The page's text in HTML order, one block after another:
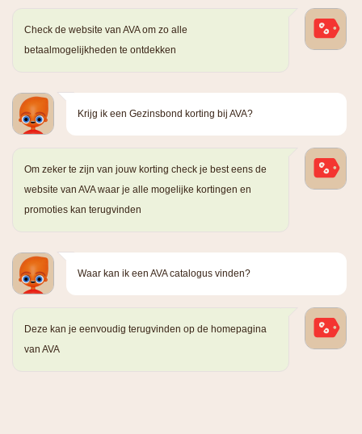
Check de website van AVA om zo alle
betaalmogelijkheden te ontdekken
Krijg ik een Gezinsbond korting bij AVA?
Om zeker te zijn van jouw korting check je best eens de
website van AVA waar je alle mogelijke kortingen en
promoties kan terugvinden
Waar kan ik een AVA catalogus vinden?
Deze kan je eenvoudig terugvinden op de homepagina
van AVA